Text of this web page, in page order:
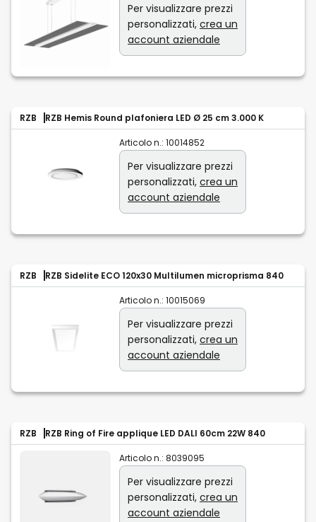
Per visualizzare prezzi
personalizzati, crea un
account aziendale
RZB RZB Hemis Round plafoniera LED Ø 25 cm 3.000 K
Articolo n.: 10014852
Per visualizzare prezzi
personalizzati, crea un
account aziendale
RZB RZB Sidelite ECO 120x30 Multilumen microprisma 840
Articolo n.: 10015069
Per visualizzare prezzi
personalizzati, crea un
account aziendale
RZB RZB Ring of Fire applique LED DALI 60cm 22W 840
Articolo n.: 8039095
Per visualizzare prezzi
personalizzati, crea un
account aziendale